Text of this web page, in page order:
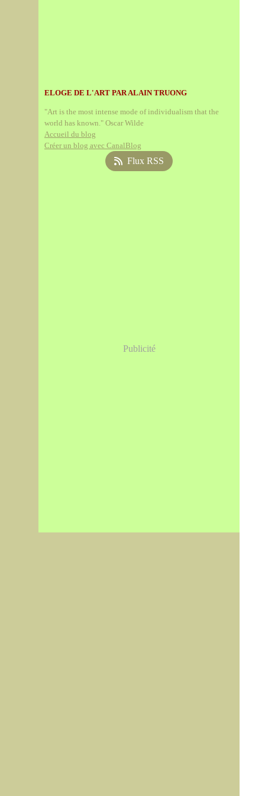
ELOGE DE L'ART PAR ALAIN TRUONG
"Art is the most intense mode of individualism that the
world has known." Oscar Wilde
Accueil du blog
Créer un blog avec CanalBlog
Flux RSS
Publicité